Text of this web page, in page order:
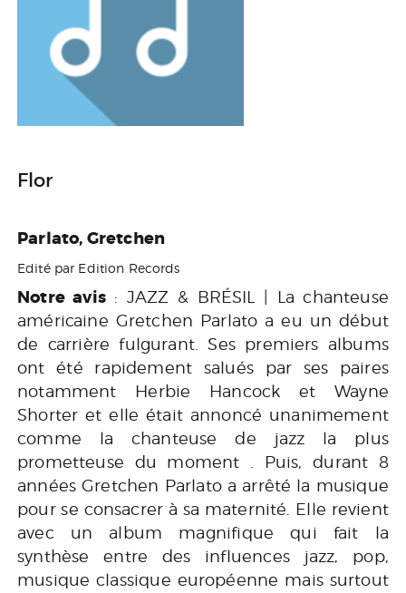
Flor
Parlato, Gretchen
Edité par Edition Records
Notre avis : JAZZ & BRÉSIL | La chanteuse
américaine Gretchen Parlato a eu un début
de carrière fulgurant. Ses premiers albums
ont été rapidement salués par ses paires
notamment Herbie Hancock et Wayne
Shorter et elle était annoncé unanimement
comme la chanteuse de jazz la plus
prometteuse du moment . Puis, durant 8
années Gretchen Parlato a arrêté la musique
pour se consacrer à sa maternité. Elle revient
avec un album magnifique qui fait la
synthèse entre des influences jazz, pop,
musique classique européenne mais surtout